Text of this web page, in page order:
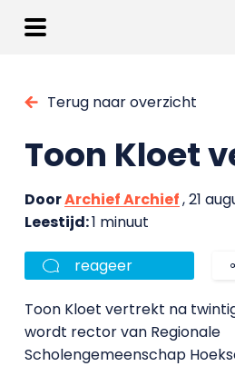
Terug naar overzicht
Toon Kloet
DoorArchief Archief, 21
Leestijd:1 minuut
reageer
Toon Kloet vertrekt na
wordt rector van Regionale
Scholengemeenschap